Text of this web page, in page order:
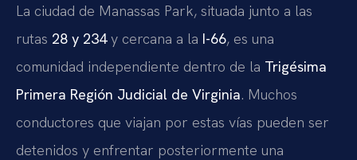
La ciudad de Manassas Park, situada junto a las
rutas 28 y 234y cercana a la I-66, es una
comunidad independiente dentro de la Trigésima
Primera Región Judicial de Virginia. Muchos
conductores que viajan por estas vías pueden ser
detenidos y enfrentar posteriormente una